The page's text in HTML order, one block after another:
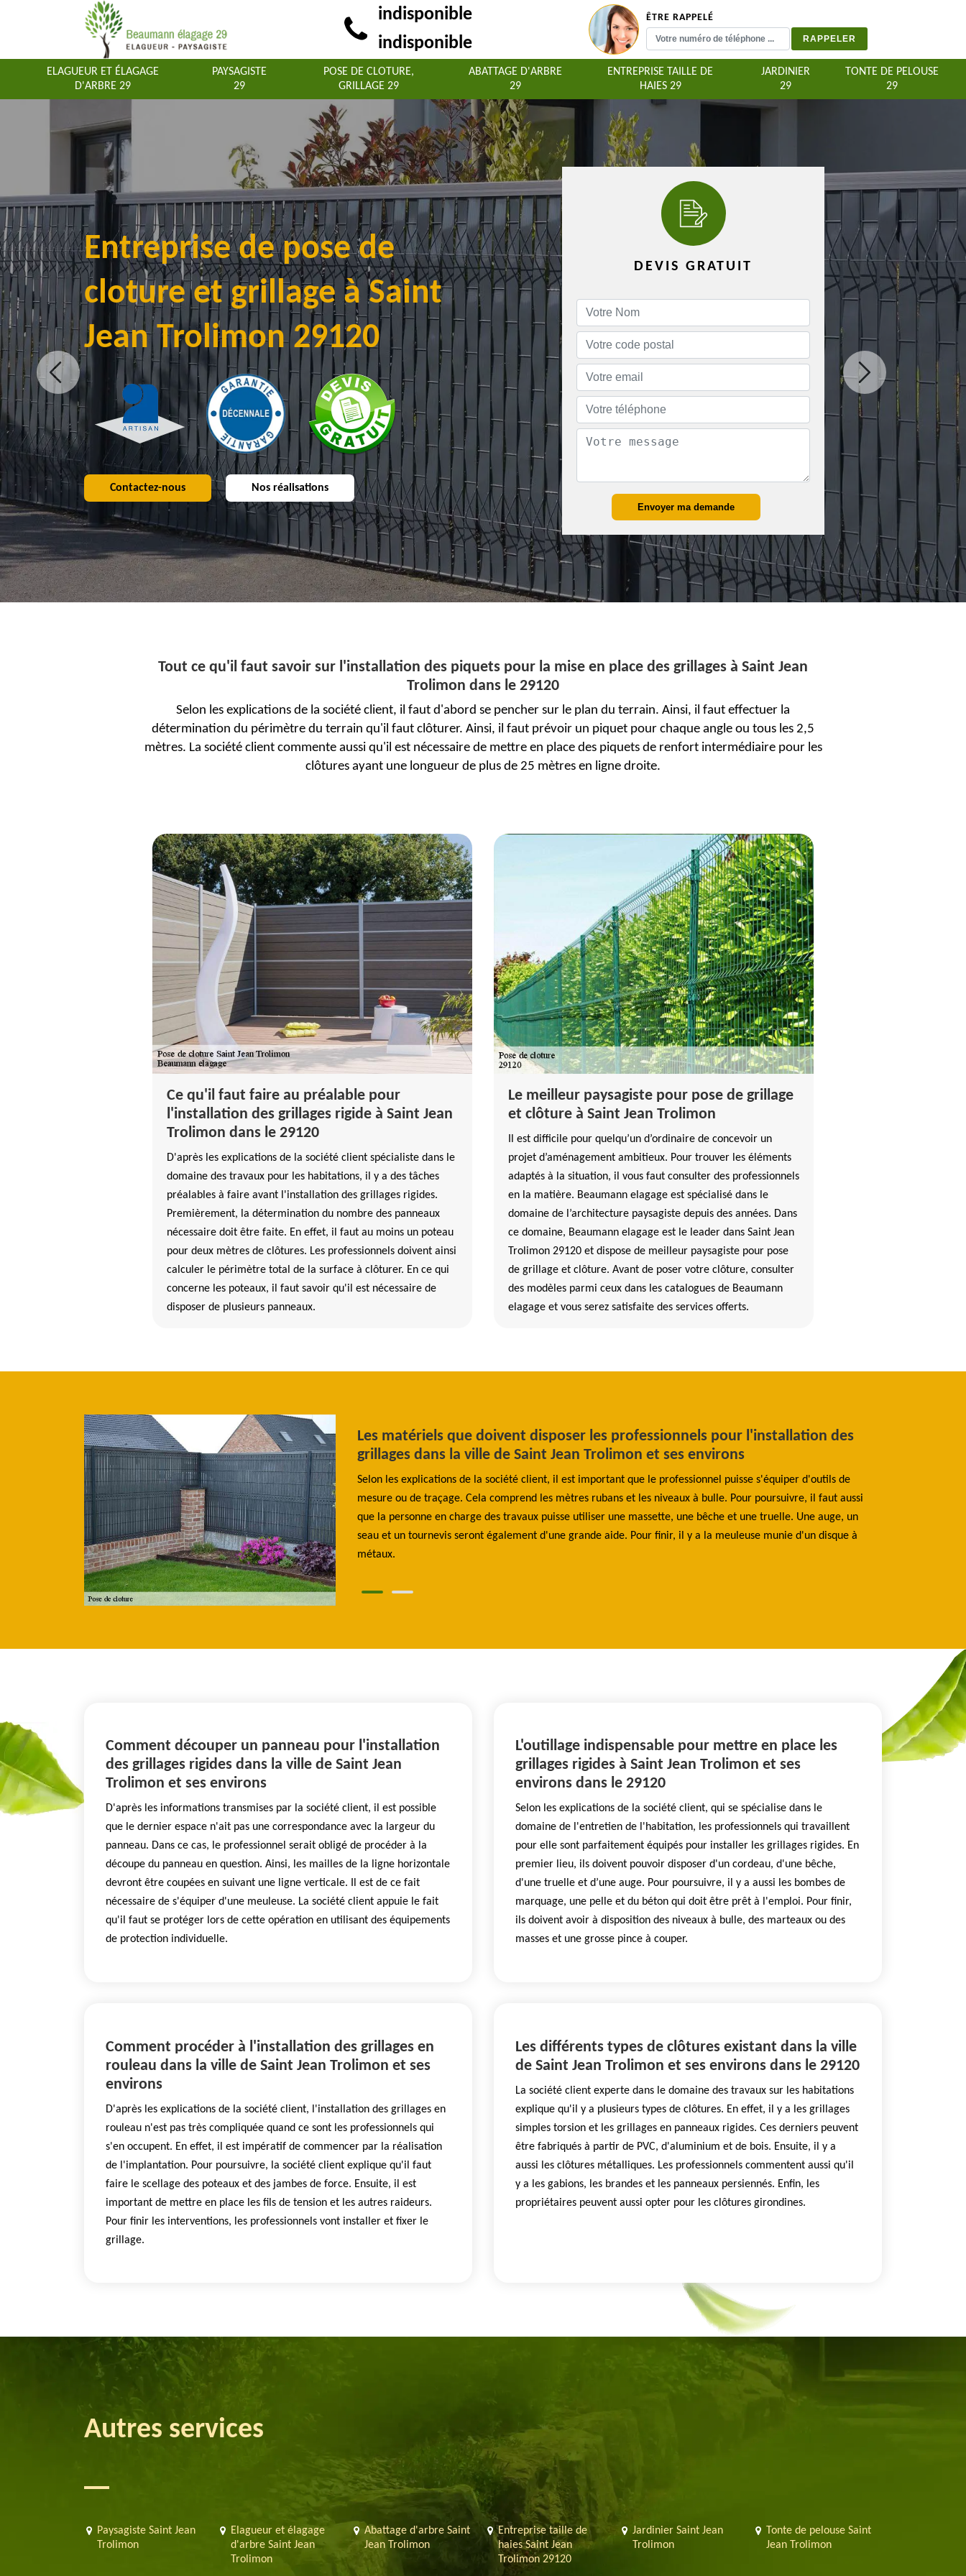
indisponible
indisponible
ÊTRE RAPPELÉ
ELAGUEUR ET ÉLAGAGE
D'ARBRE 29
PAYSAGISTE
29
POSE DE CLOTURE,
GRILLAGE 29
ABATTAGE D'ARBRE
29
ENTREPRISE TAILLE DE
HAIES 29
JARDINIER
29
TONTE DE PELOUSE
29
Entreprise de pose de
cloture et grillage à Saint
Jean Trolimon 29120
Contactez-nous Nos réalisations
DEVIS GRATUIT
Tout ce qu'il faut savoir sur l'installation des piquets pour la mise en place des grillages à Saint Jean
Trolimon dans le 29120
Selon les explications de la société client, il faut d'abord se pencher sur le plan du terrain. Ainsi, il faut effectuer la
détermination du périmètre du terrain qu'il faut clôturer. Ainsi, il faut prévoir un piquet pour chaque angle ou tous les 2,5
mètres. La société client commente aussi qu'il est nécessaire de mettre en place des piquets de renfort intermédiaire pour les
clôtures ayant une longueur de plus de 25 mètres en ligne droite.
Ce qu'il faut faire au préalable pour
l'installation des grillages rigide à Saint Jean
Trolimon dans le 29120
D'après les explications de la société client spécialiste dans le
domaine des travaux pour les habitations, il y a des tâches
préalables à faire avant l'installation des grillages rigides.
Premièrement, la détermination du nombre des panneaux
nécessaire doit être faite. En effet, il faut au moins un poteau
pour deux mètres de clôtures. Les professionnels doivent ainsi
calculer le périmètre total de la surface à clôturer. En ce qui
concerne les poteaux, il faut savoir qu'il est nécessaire de
disposer de plusieurs panneaux.
Le meilleur paysagiste pour pose de grillage
et clôture à Saint Jean Trolimon
Il est difficile pour quelqu’un d’ordinaire de concevoir un
projet d’aménagement ambitieux. Pour trouver les éléments
adaptés à la situation, il vous faut consulter des professionnels
en la matière. Beaumann elagage est spécialisé dans le
domaine de l’architecture paysagiste depuis des années. Dans
ce domaine, Beaumann elagage est le leader dans Saint Jean
Trolimon 29120 et dispose de meilleur paysagiste pour pose
de grillage et clôture. Avant de poser votre clôture, consulter
des modèles parmi ceux dans les catalogues de Beaumann
elagage et vous serez satisfaite des services offerts.
à prendre en compte pour la pose des
dans le 29120
il existe deux facteurs importants pour la pose des clôtures qu'il ne
et de la hauteur. Ainsi, il est nécessaire d'espacer les poteaux d'une
Dans ce cas, la profondeur d'implantation devrait être de 50 centimètres
il faut utiliser du béton dont le dosage doit être de 250 kg de ciment
Les matériels que doivent disposer les professionnels pour l'installation des
grillages dans la ville de Saint Jean Trolimon et ses environs
Selon les explications de la société client, il est important que le professionnel puisse s'équiper d'outils de
mesure ou de traçage. Cela comprend les mètres rubans et les niveaux à bulle. Pour poursuivre, il faut aussi
que la personne en charge des travaux puisse utiliser une massette, une bêche et une truelle. Une auge, un
seau et un tournevis seront également d'une grande aide. Pour finir, il y a la meuleuse munie d'un disque à
métaux.
Comment découper un panneau pour l'installation
des grillages rigides dans la ville de Saint Jean
Trolimon et ses environs
D'après les informations transmises par la société client, il est possible
que le dernier espace n'ait pas une correspondance avec la largeur du
panneau. Dans ce cas, le professionnel serait obligé de procéder à la
découpe du panneau en question. Ainsi, les mailles de la ligne horizontale
devront être coupées en suivant une ligne verticale. Il est de ce fait
nécessaire de s'équiper d'une meuleuse. La société client appuie le fait
qu'il faut se protéger lors de cette opération en utilisant des équipements
de protection individuelle.
L'outillage indispensable pour mettre en place les
grillages rigides à Saint Jean Trolimon et ses
environs dans le 29120
Selon les explications de la société client, qui se spécialise dans le
domaine de l'entretien de l'habitation, les professionnels qui travaillent
pour elle sont parfaitement équipés pour installer les grillages rigides. En
premier lieu, ils doivent pouvoir disposer d'un cordeau, d'une bêche,
d'une truelle et d’une auge. Pour poursuivre, il y a aussi les bombes de
marquage, une pelle et du béton qui doit être prêt à l'emploi. Pour finir,
ils doivent avoir à disposition des niveaux à bulle, des marteaux ou des
masses et une grosse pince à couper.
Comment procéder à l'installation des grillages en
rouleau dans la ville de Saint Jean Trolimon et ses
environs
D'après les explications de la société client, l'installation des grillages en
rouleau n'est pas très compliquée quand ce sont les professionnels qui
s'en occupent. En effet, il est impératif de commencer par la réalisation
de l'implantation. Pour poursuivre, la société client explique qu'il faut
faire le scellage des poteaux et des jambes de force. Ensuite, il est
important de mettre en place les fils de tension et les autres raideurs.
Pour finir les interventions, les professionnels vont installer et fixer le
grillage.
Les différents types de clôtures existant dans la ville
de Saint Jean Trolimon et ses environs dans le 29120
La société client experte dans le domaine des travaux sur les habitations
explique qu'il y a plusieurs types de clôtures. En effet, il y a les grillages
simples torsion et les grillages en panneaux rigides. Ces derniers peuvent
être fabriqués à partir de PVC, d'aluminium et de bois. Ensuite, il y a
aussi les clôtures métalliques. Les professionnels commentent aussi qu'il
y a les gabions, les brandes et les panneaux persiennés. Enfin, les
propriétaires peuvent aussi opter pour les clôtures girondines.
Autres services
Paysagiste Saint Jean
Trolimon
Elagueur et élagage
d'arbre Saint Jean
Trolimon
Abattage d'arbre Saint
Jean Trolimon
Entreprise taille de
haies Saint Jean
Trolimon 29120
Jardinier Saint Jean
Trolimon
Tonte de pelouse Saint
Jean Trolimon